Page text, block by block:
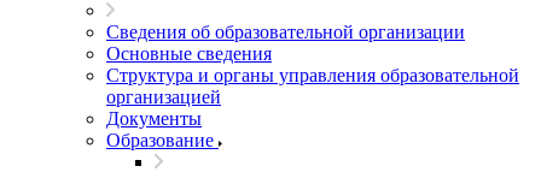
Сведения об образовательной организации
Основные сведения
Структура и органы управления образовательной
организацией
Документы
Образование